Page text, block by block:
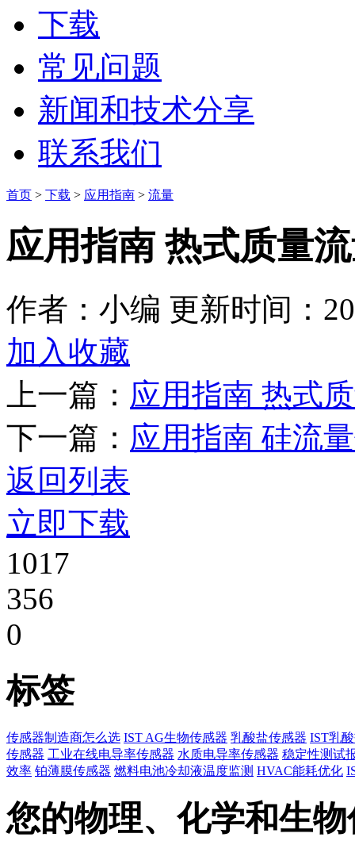
下载
常见问题
新闻和技术分享
联系我们
首页 > 下载 > 应用指南 > 流量
应用指南 热式质量
作者：小编 更新时间：
加入收藏
上一篇： 应用指南 热式
下一篇： 应用指南 硅流
返回列表
立即下载
1017
356
0
标签
传感器制造商怎么选 IST AG生物传感器 乳酸盐传感器 IST乳
传感器 工业在线电导率传感器 水质电导率传感器 稳定性测试
效率 铂薄膜传感器 燃料电池冷却液温度监测 HVAC能耗优化
您的物理、化学和生